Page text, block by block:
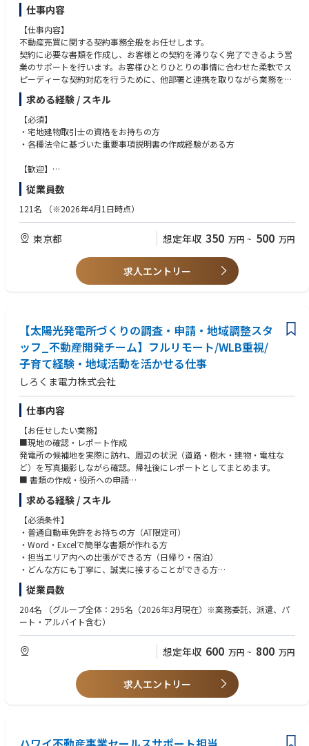
▼入札手続きのサポート
・「電子入札システム」へのデータ入力や、入札書の送信を行います。
・入札後の結果を確認し、社内に報告・記録します。
【この仕事のやりがい・特徴】
本ポジションは、道路や橋、河川といった「地域のインフラ整備」を陰で
支える重要なお仕事です。スケジュール通りに書類を準備し、無事に入
札・落札できたときには、大きな達成感を味わえます。また、データ解析
などを通じて事業部の受注確率（勝率）を上げるおもしろさがあります。
仕事内容
【仕事内容】
不動産売買に関する契約事務全般をお任せします。
契約に必要な書類を作成し、お客様との契約を滞りなく完了できるよう営
業のサポートを行います。お客様ひとりひとりの事情に合わせた柔軟でス
ピーディーな契約対応を行うために、他部署と連携を取りながら業務を進
めることが求められるポジションです。
＜具体的な業務内容＞
・売買書類作成（売買契約書及び重要事項説明書等の契約付随書類）
・顧客への重要事項説明
・顧客情報のデータ入力
◆業務や組織の改善を積極的に行える環境◆
現状の業務の見直しや改善案など、自分の意見や考えを自由に提案するこ
とができます。既存の枠にとらわれない、新しい取り組みに挑戦できる環
組織運営やチーム作りにも積極的に関わることができるので、自分自身も
求める経験 / スキル
【必須】
・宅地建物取引士の資格をお持ちの方
・各種法令に基づいた重要事項説明書の作成経験がある方
【歓迎】
・不動産業界での就業経験3年以上
・重要事項説明の経験がある方
・臨機応変に対応できる方
・他部署と連携を取りながら、協働意識を持って業務を進められる方
従業員数
121名 （※2026年4月1日時点）
東京都 想定年収 350 万円 ~ 500 万円
求人エントリー
【太陽光発電所づくりの調査・申請・地域調整スタ
ッフ_不動産開発チーム】フルリモート/WLB重視/
子育て経験・地域活動を活かせる仕事
しろくま電力株式会社
仕事内容
【お任せしたい業務】
■現地の確認・レポート作成
発電所の候補地を実際に訪れ、周辺の状況（道路・樹木・建物・電柱な
ど）を写真撮影しながら確認。帰社後にレポートとしてまとめます。
■ 書類の作成・役所への申請
農地転用などの申請書類を作成し、担当窓口に提出・相談。Wordや Excel
が使えれば大丈夫です。
■ 地主さん・近隣の方への説明・お願い
発電所の建設にあたって、敷地に関係する地主さんや近くにお住まいの方
へ事業の説明を行い、ご理解・ご協力をお願いします。「丁寧に話すこ
と」が何より大切な場面です。
■ 自治会・行政との調整
行います。
■ 住民説明会のサポート・運営
説明会の会場手配や当日の進行補助、議事録の作成なども担当します。
・福岡県福岡市
・香川県高松市
・広島県広島市
求める経験 / スキル
【必須条件】
・普通自動車免許をお持ちの方（AT限定可）
・Word・Excelで簡単な書類が作れる方
・担当エリア内への出張ができる方（日帰り・宿泊）
・どんな方にも丁寧に、誠実に接することができる方
【歓迎条件】
・不動産・建設・エネルギー関連でのお仕事経験
・役所や地域の団体とのやり取り経験
・宅地建物取引士・行政書士などの資格
※ PTA活動・自治会・地域のボランティアなど、地域コミュニティとの関
わりがある方も歓迎します。
・反対意見にも、焦らず・穏やかに向き合える方
従業員数
204名
（グループ全体：295名（2026年3月現在）※業務委託、派遣、パ
ート・アルバイト含む）
想定年収 600 万円 ~ 800 万円
求人エントリー